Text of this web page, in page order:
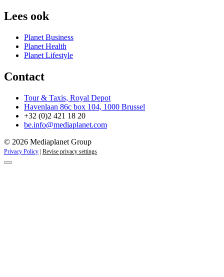
Lees ook
Planet Business
Planet Health
Planet Lifestyle
Contact
Tour & Taxis, Royal Depot
Havenlaan 86c box 104, 1000 Brussel
+32 (0)2 421 18 20
be.info@mediaplanet.com
© 2026 Mediaplanet Group
Privacy Policy Revise privacy settings